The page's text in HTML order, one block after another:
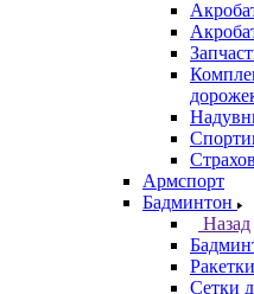
Армспорт
Бадминтон
Назад
Сетки